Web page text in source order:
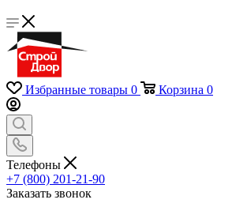
Избранные товары 0 Корзина 0
Телефоны
+7 (800) 201-21-90
Заказать звонок